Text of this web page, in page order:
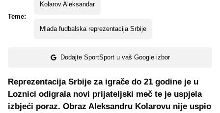
Teme:
Kolarov Aleksandar
Mlada fudbalska reprezentacija Srbije
Dodajte SportSport u vaš Google izbor
Reprezentacija Srbije za igrače do 21 godine je u
Loznici odigrala novi prijateljski meč te je uspjela
izbjeći poraz. Obraz Aleksandru Kolarovu nije uspio